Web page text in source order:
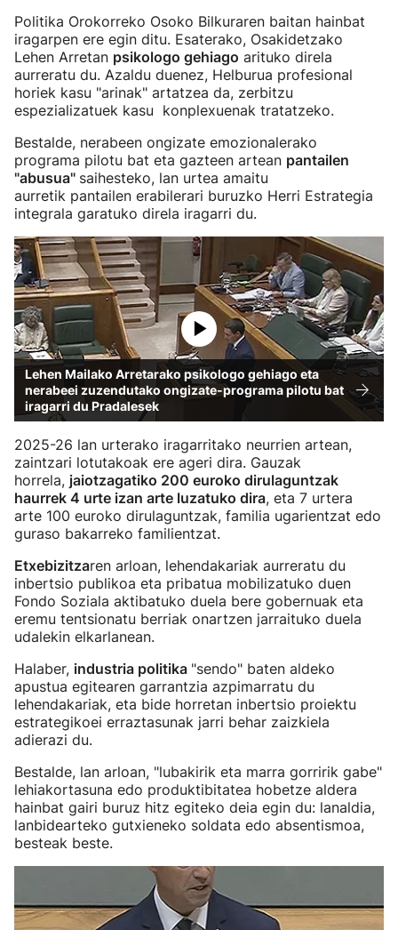
Politika Orokorreko Osoko Bilkuraren baitan hainbat
iragarpen ere egin ditu. Esaterako, Osakidetzako
Lehen Arretan psikologo gehiago arituko direla
aurreratu du. Azaldu duenez, Helburua profesional
horiek kasu "arinak" artatzea da, zerbitzu
espezializatuek kasu konplexuenak tratatzeko.
Bestalde, nerabeen ongizate emozionalerako
programa pilotu bat eta gazteen artean pantailen
"abusua" saihesteko, lan urtea amaitu
aurretik pantailen erabilerari buruzko Herri Estrategia
integrala garatuko direla iragarri du.
Lehen Mailako Arretarako psikologo gehiago eta
nerabeei zuzendutako ongizate-programa pilotu bat
iragarri du Pradalesek
2025-26 lan urterako iragarritako neurrien artean,
zaintzari lotutakoak ere ageri dira. Gauzak
horrela, jaiotzagatiko 200 euroko dirulaguntzak
haurrek 4 urte izan arte luzatuko dira, eta 7 urtera
arte 100 euroko dirulaguntzak, familia ugarientzat edo
guraso bakarreko familientzat.
Etxebizitzaren arloan, lehendakariak aurreratu du
inbertsio publikoa eta pribatua mobilizatuko duen
Fondo Soziala aktibatuko duela bere gobernuak eta
eremu tentsionatu berriak onartzen jarraituko duela
udalekin elkarlanean.
Halaber, industria politika "sendo" baten aldeko
apustua egitearen garrantzia azpimarratu du
lehendakariak, eta bide horretan inbertsio proiektu
estrategikoei erraztasunak jarri behar zaizkiela
adierazi du.
Bestalde, lan arloan, "lubakirik eta marra gorririk gabe"
lehiakortasuna edo produktibitatea hobetze aldera
hainbat gairi buruz hitz egiteko deia egin du: lanaldia,
lanbidearteko gutxieneko soldata edo absentismoa,
besteak beste.